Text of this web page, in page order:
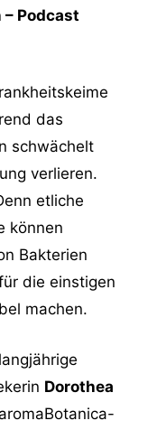
Podcast
das
schwächelt
verlieren.
etliche
können
Bakterien
die einstigen
machen.
Dorothea